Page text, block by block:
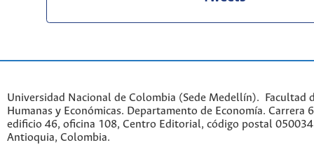
Universidad Nacional de Colombia (Sede Medellín). Facultad
Humanas y Económicas. Departamento de Economía. Carrera
edificio 46, oficina 108, Centro Editorial, código postal
Antioquia, Colombia.